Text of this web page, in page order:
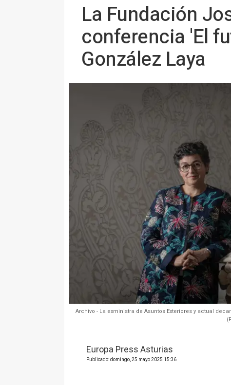
La Fundación
conferencia 'El
González Laya
Archivo - La exministra de Asuntos Exteriores y actual
Europa Press Asturias
Publicado: domingo, 25 mayo 2025 15:36